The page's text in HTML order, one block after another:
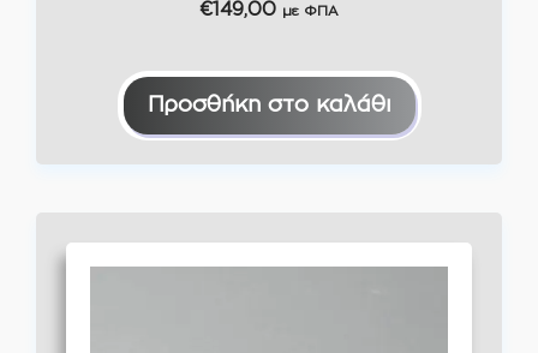
€149,00 με ΦΠΑ
Προσθήκη στο καλάθι